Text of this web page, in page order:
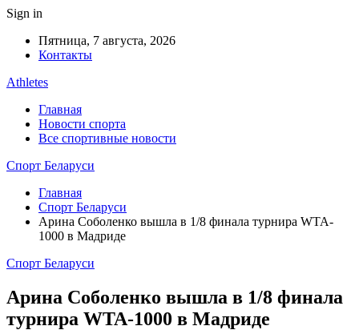
Sign in
Пятница, 7 августа, 2026
Контакты
Athletes
Главная
Новости спорта
Все спортивные новости
Спорт Беларуси
Главная
Спорт Беларуси
Арина Соболенко вышла в 1/8 финала турнира WTA-
1000 в Мадриде
Спорт Беларуси
Арина Соболенко вышла в 1/8 финала
турнира WTA-1000 в Мадриде